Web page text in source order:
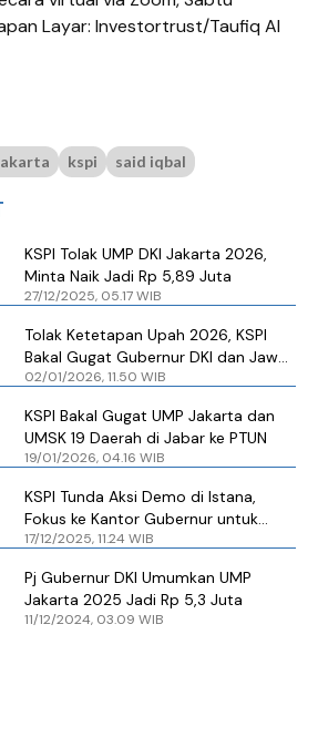
Layar: Investortrust/Taufiq Al
kspi said iqbal
KSPI Tolak UMP DKI Jakarta 2026,
Minta Naik Jadi Rp 5,89 Juta
27/12/2025, 05.17 WIB
Tolak Ketetapan Upah 2026, KSPI
Bakal Gugat Gubernur DKI dan Jawa
Barat ke PTUN
02/01/2026, 11.50 WIB
KSPI Bakal Gugat UMP Jakarta dan
UMSK 19 Daerah di Jabar ke PTUN
19/01/2026, 04.16 WIB
KSPI Tunda Aksi Demo di Istana,
Fokus ke Kantor Gubernur untuk
Perjuangkan UMP 2026
17/12/2025, 11.24 WIB
Pj Gubernur DKI Umumkan UMP
Jakarta 2025 Jadi Rp 5,3 Juta
11/12/2024, 03.09 WIB